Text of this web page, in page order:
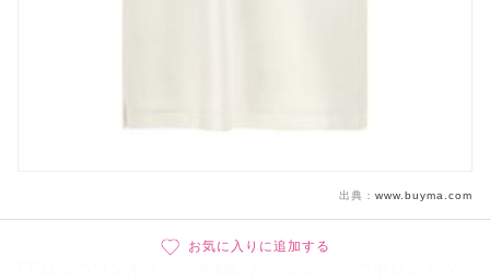
出典： www.buyma.com
お気に入りに追加する